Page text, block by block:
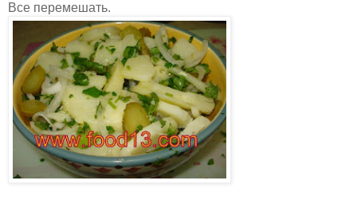
Все перемешать.